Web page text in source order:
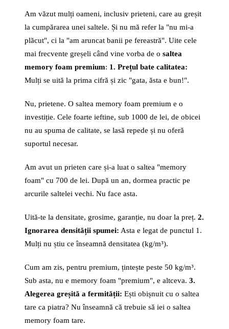
Am văzut mulți oameni, inclusiv prieteni, care au greșit
la cumpărarea unei saltele. Și nu mă refer la "nu mi-a
plăcut", ci la "am aruncat banii pe fereastră". Uite cele
mai frecvente greșeli când vine vorba de o saltea
memory foam premium: 1. Prețul bate calitatea:
Mulți se uită la prima cifră și zic "gata, ăsta e bun!".
Nu, prietene. O saltea memory foam premium e o
investiție. Cele foarte ieftine, sub 1000 de lei, de obicei
nu au spuma de calitate, se lasă repede și nu oferă
suportul necesar.
Am avut un prieten care și-a luat o saltea "memory
foam" cu 700 de lei. După un an, dormea practic pe
arcurile saltelei vechi. Nu face asta.
Uită-te la densitate, grosime, garanție, nu doar la preț. 2.
Ignorarea densității spumei: Asta e legat de punctul 1.
Mulți nu știu ce înseamnă densitatea (kg/m³).
Cum am zis, pentru premium, țintește peste 50 kg/m³.
Sub asta, nu e memory foam "premium", e altceva. 3.
Alegerea greșită a fermității: Ești obișnuit cu o saltea
tare ca piatra? Nu înseamnă că trebuie să iei o saltea
memory foam tare.